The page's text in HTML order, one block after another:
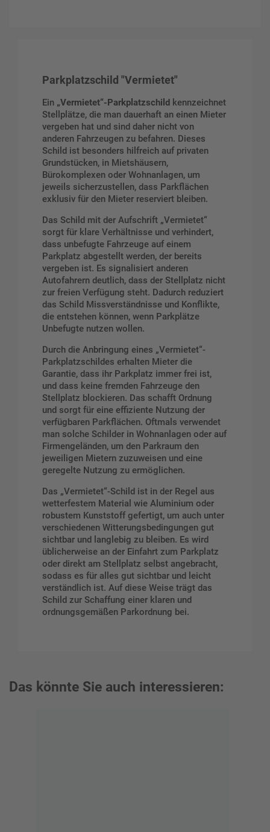
Parkplatzschild "Vermietet"
Ein „Vermietet“-Parkplatzschild kennzeichnet
Stellplätze, die man dauerhaft an einen Mieter
vergeben hat und sind daher nicht von
anderen Fahrzeugen zu befahren. Dieses
Schild ist besonders hilfreich auf privaten
Grundstücken, in Mietshäusern,
Bürokomplexen oder Wohnanlagen, um
jeweils sicherzustellen, dass Parkflächen
exklusiv für den Mieter reserviert bleiben.
Das Schild mit der Aufschrift „Vermietet“
sorgt für klare Verhältnisse und verhindert,
dass unbefugte Fahrzeuge auf einem
Parkplatz abgestellt werden, der bereits
vergeben ist. Es signalisiert anderen
Autofahrern deutlich, dass der Stellplatz nicht
zur freien Verfügung steht. Dadurch reduziert
das Schild Missverständnisse und Konflikte,
die entstehen können, wenn Parkplätze
Unbefugte nutzen wollen.
Durch die Anbringung eines „Vermietet“-
Parkplatzschildes erhalten Mieter die
Garantie, dass ihr Parkplatz immer frei ist,
und dass keine fremden Fahrzeuge den
Stellplatz blockieren. Das schafft Ordnung
und sorgt für eine effiziente Nutzung der
verfügbaren Parkflächen. Oftmals verwendet
man solche Schilder in Wohnanlagen oder auf
Firmengeländen, um den Parkraum den
jeweiligen Mietern zuzuweisen und eine
geregelte Nutzung zu ermöglichen.
Das „Vermietet“-Schild ist in der Regel aus
wetterfestem Material wie Aluminium oder
robustem Kunststoff gefertigt, um auch unter
verschiedenen Witterungsbedingungen gut
sichtbar und langlebig zu bleiben. Es wird
üblicherweise an der Einfahrt zum Parkplatz
oder direkt am Stellplatz selbst angebracht,
sodass es für alles gut sichtbar und leicht
verständlich ist. Auf diese Weise trägt das
Schild zur Schaffung einer klaren und
ordnungsgemäßen Parkordnung bei.
Das könnte Sie auch interessieren: